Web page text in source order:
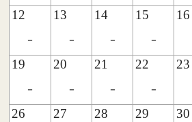
12
-
13
-
14
-
15
-
16
19
-
20
-
21
-
22
-
23
26 27 28 29 30